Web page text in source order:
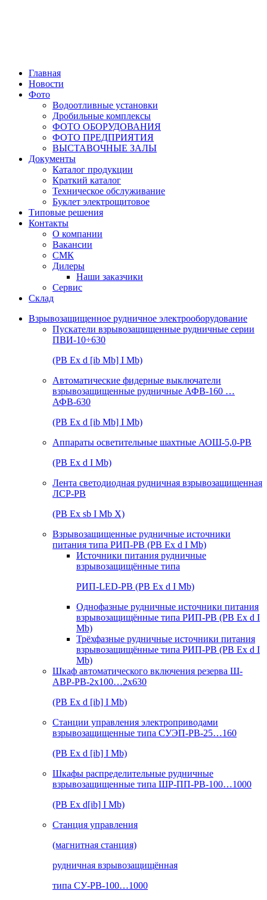
Главная
Новости
Фото
Водоотливные установки
Дробильные комплексы
ФОТО ОБОРУДОВАНИЯ
ФОТО ПРЕДПРИЯТИЯ
ВЫСТАВОЧНЫЕ ЗАЛЫ
Документы
Каталог продукции
Краткий каталог
Техническое обслуживание
Буклет электрощитовое
Типовые решения
Контакты
О компании
Вакансии
СМК
Дилеры
Наши заказчики
Сервис
Склад
Взрывозащищенное рудничное электрооборудование
Пускатели взрывозащищенные рудничные серии
ПВИ-10÷630
(РВ Ex d [ib Mb] I Mb)
Автоматические фидерные выключатели
взрывозащищенные рудничные АФВ-160 …
АФВ-630
(РВ Ex d [ib Mb] I Mb)
Аппараты осветительные шахтные АОШ-5,0-РВ
(РВ Ex d I Mb)
Лента светодиодная рудничная взрывозащищенная
ЛСР-РВ
(РВ Ex sb I Mb Х)
Взрывозащищенные рудничные источники
питания типа РИП-РВ (РВ Ex d I Mb)
Источники питания рудничные
взрывозащищённые типа
РИП-LED-РВ (РВ Ex d I Mb)
Однофазные рудничные источники питания
взрывозащищённые типа РИП-РВ (РВ Ex d I
Mb)
Трёхфазные рудничные источники питания
взрывозащищённые типа РИП-РВ (РВ Ex d I
Mb)
Шкаф автоматического включения резерва Ш-
АВР-РВ-2х100…2х630
(РВ Ex d [ib] I Mb)
Станции управления электроприводами
взрывозащищенные типа СУЭП-РВ-25…160
(РВ Ex d [ib] I Mb)
Шкафы распределительные рудничные
взрывозащищенные типа ШР-ПП-РВ-100…1000
(РВ Ex d[ib] I Mb)
Станция управления
(магнитная станция)
рудничная взрывозащищённая
типа СУ-РВ-100…1000